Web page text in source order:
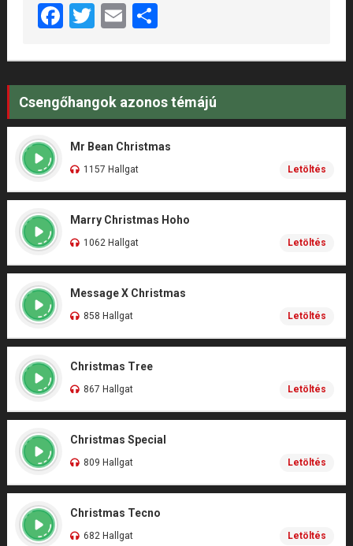
Facebook
Twitter
EmailShare
Csengőhangok azonos témájú
Mr Bean Christmas
1157 Hallgat Letöltés
Marry Christmas Hoho
1062 Hallgat Letöltés
Message X Christmas
858 Hallgat Letöltés
Christmas Tree
867 Hallgat Letöltés
Christmas Special
809 Hallgat Letöltés
Christmas Tecno
682 Hallgat Letöltés